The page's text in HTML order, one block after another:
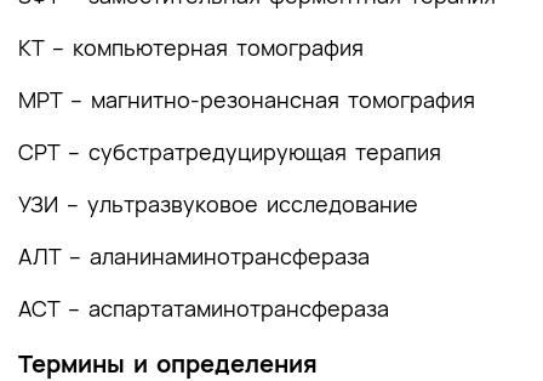
исследования
2.4 Инструментальные диагностические
немедикаментозную терапии, диетотерапию,
КТ – компьютерная томография
МРТ – магнитно-резонансная томография
СРТ – субстратредуцирующая терапия
УЗИ – ультразвуковое исследование
АЛТ – аланинаминотрансфераза
АСТ – аспартатаминотрансфераза
Термины и определения